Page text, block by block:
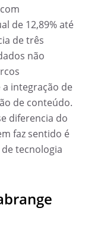
de 12,89% até
de três
não
a integração de
de conteúdo.
diferencia do
faz sentido é
tecnologia